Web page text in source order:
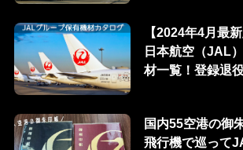
【2024年4月最
日本航空（JAL
材一覧！登録退
国内55空港の御
飛行機で巡って